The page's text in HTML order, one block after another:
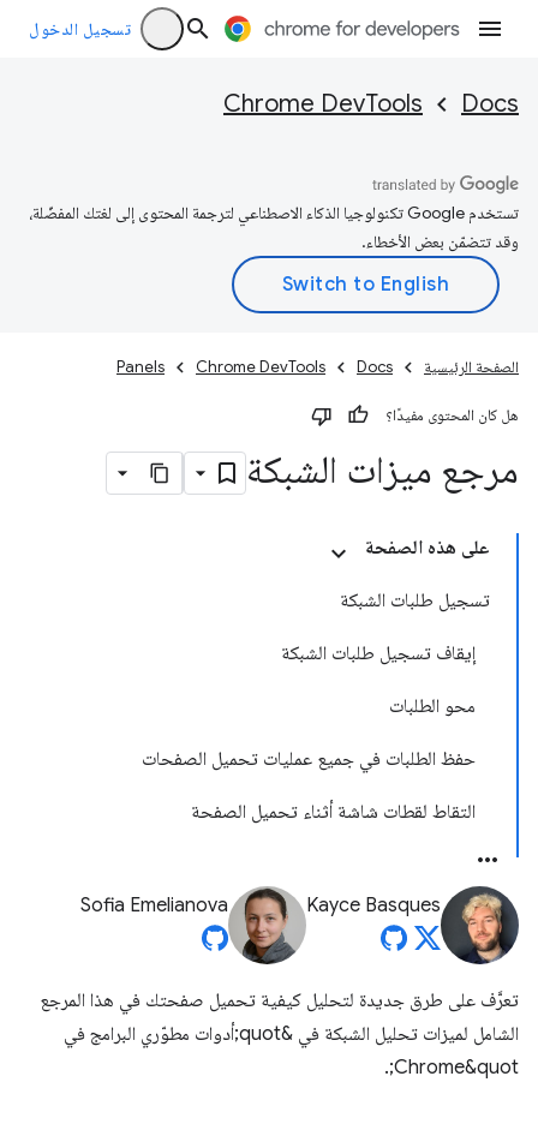
تسجيل الدخول
Docs
Chrome DevTools
تستخدم Google تكنولوجيا الذكاء الاصطناعي لترجمة المحتوى إلى لغتك المفضّلة،
وقد تتضمّن بعض الأخطاء.
الصفحة الرئيسية Docs
Chrome DevTools
Panels
هل كان المحتوى مفيدًا؟
مرجع ميزات الشبكة
على هذه الصفحة
تسجيل طلبات الشبكة
إيقاف تسجيل طلبات الشبكة
محو الطلبات
حفظ الطلبات في جميع عمليات تحميل الصفحات
التقاط لقطات شاشة أثناء تحميل الصفحة
Kayce Basques
Sofia Emelianova
تعرَّف على طرق جديدة لتحليل كيفية تحميل صفحتك في هذا المرجع
الشامل لميزات تحليل الشبكة في &quot;أدوات مطوّري البرامج في
Chrome&quot;.